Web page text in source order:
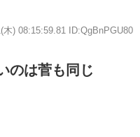
木) 08:15:59.81 ID:QgBnPGU80
のは菅も同じ